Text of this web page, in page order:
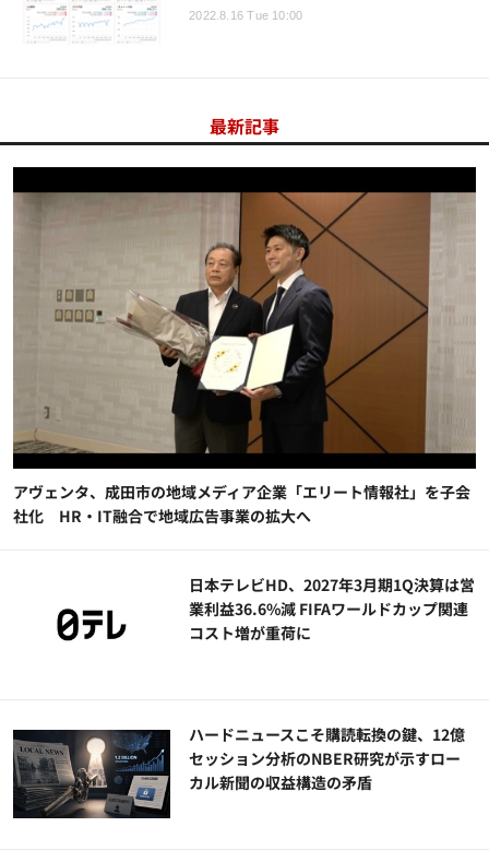
2022.8.16 Tue 10:00
最新記事
アヴェンタ、成田市の地域メディア企業「エリート情報社」を子会
社化 HR・IT融合で地域広告事業の拡大へ
日本テレビHD、2027年3月期1Q決算は営
業利益36.6%減 FIFAワールドカップ関連
コスト増が重荷に
ハードニュースこそ購読転換の鍵、12億
セッション分析のNBER研究が示すロー
カル新聞の収益構造の矛盾